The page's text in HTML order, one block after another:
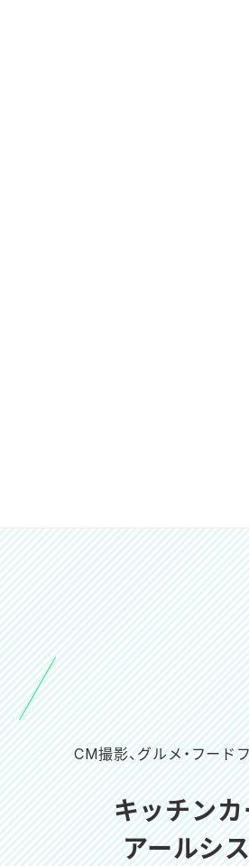
CM撮影、グルメ・フード
キッチンカ
アールシ